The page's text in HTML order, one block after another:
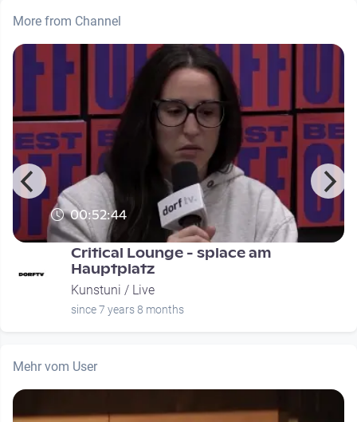
More from Channel
00:52:44
Critical Lounge - splace am
Hauptplatz
Kunstuni / Live
since 7 years 8 months
Mehr vom User